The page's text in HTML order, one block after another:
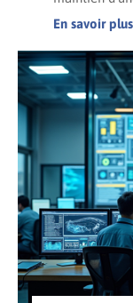
En savoir plus